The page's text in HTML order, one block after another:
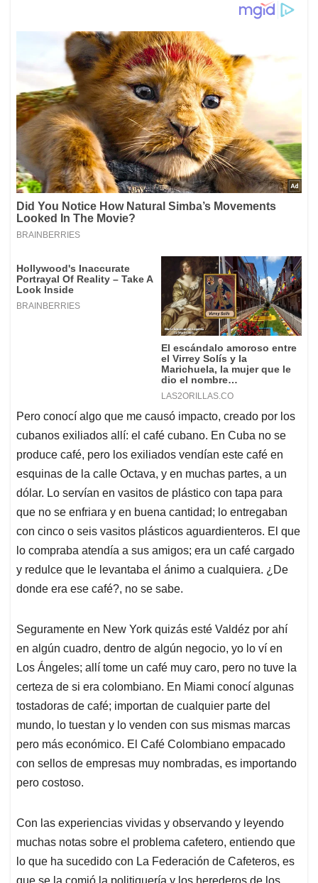
Pero conocí algo que me causó impacto, creado por los
cubanos exiliados allí: el café cubano. En Cuba no se
produce café, pero los exiliados vendían este café en
esquinas de la calle Octava, y en muchas partes, a un
dólar. Lo servían en vasitos de plástico con tapa para
que no se enfriara y en buena cantidad; lo entregaban
con cinco o seis vasitos plásticos aguardienteros. El que
lo compraba atendía a sus amigos; era un café cargado
y redulce que le levantaba el ánimo a cualquiera. ¿De
donde era ese café?, no se sabe.
Seguramente en New York quizás esté Valdéz por ahí
en algún cuadro, dentro de algún negocio, yo lo ví en
Los Ángeles; allí tome un café muy caro, pero no tuve la
certeza de si era colombiano. En Miami conocí algunas
tostadoras de café; importan de cualquier parte del
mundo, lo tuestan y lo venden con sus mismas marcas
pero más económico. El Café Colombiano empacado
con sellos de empresas muy nombradas, es importando
pero costoso.
Con las experiencias vividas y observando y leyendo
muchas notas sobre el problema cafetero, entiendo que
lo que ha sucedido con La Federación de Cafeteros, es
que se la comió la politiquería y los herederos de los